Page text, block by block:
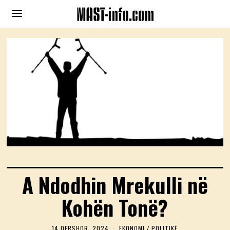
A Ndodhin Mrekulli në
Kohën Tonë?
14 QERSHOR, 2024 EKONOMI / POLITIKË